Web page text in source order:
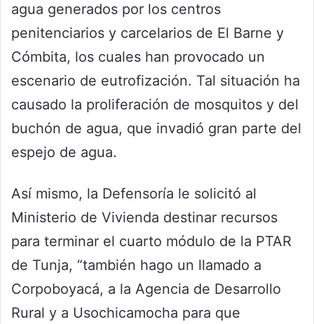
agua generados por los centros
penitenciarios y carcelarios de El Barne y
Cómbita, los cuales han provocado un
escenario de eutrofización. Tal situación ha
causado la proliferación de mosquitos y del
buchón de agua, que invadió gran parte del
espejo de agua.
Así mismo, la Defensoría le solicitó al
Ministerio de Vivienda destinar recursos
para terminar el cuarto módulo de la PTAR
de Tunja, “también hago un llamado a
Corpoboyacá, a la Agencia de Desarrollo
Rural y a Usochicamocha para que